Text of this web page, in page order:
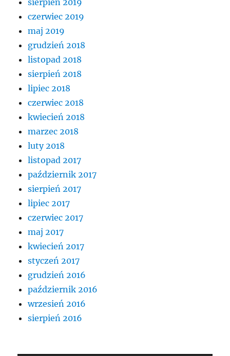
czerwiec 2019
maj 2019
grudzień 2018
listopad 2018
sierpień 2018
lipiec 2018
czerwiec 2018
kwiecień 2018
marzec 2018
luty 2018
listopad 2017
październik 2017
sierpień 2017
lipiec 2017
czerwiec 2017
maj 2017
kwiecień 2017
styczeń 2017
grudzień 2016
październik 2016
wrzesień 2016
sierpień 2016